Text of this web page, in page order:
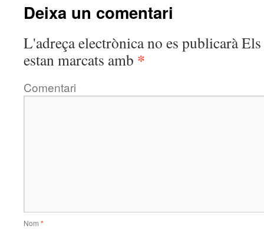
Deixa un comentari
L'adreça electrònica no es publicaràEls
estan marcats amb *
Comentari
Nom *